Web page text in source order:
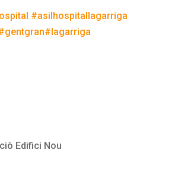
#asilhospitallagarriga
gentgran#lagarriga
Edifici Nou